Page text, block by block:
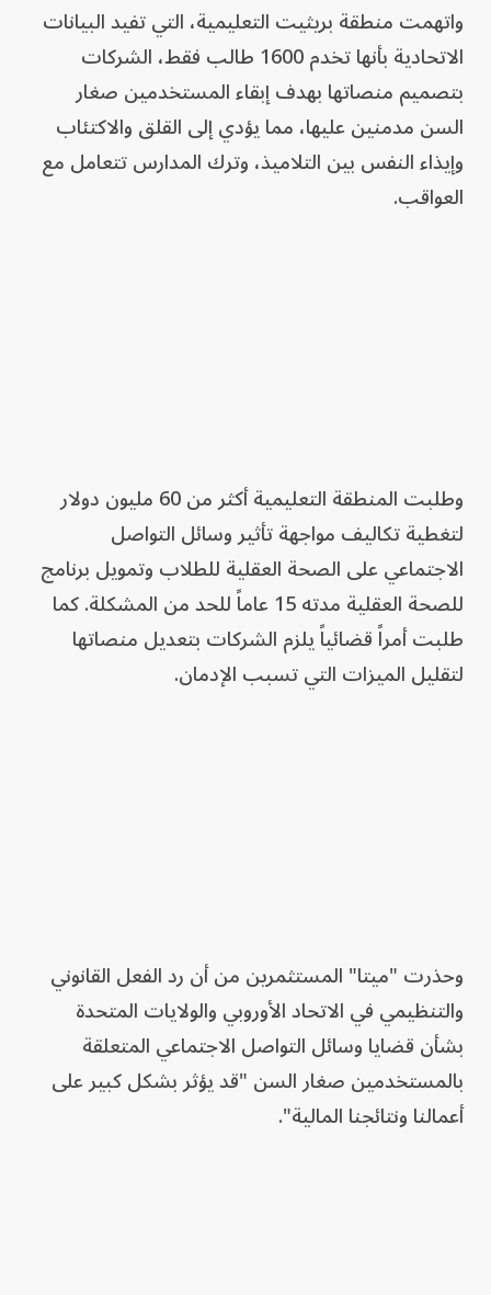
واتهمت منطقة بريثيت التعليمية، التي تفيد البيانات
الاتحادية بأنها تخدم 1600 طالب فقط، الشركات
بتصميم منصاتها بهدف إبقاء المستخدمين صغار
السن مدمنين عليها، مما يؤدي إلى القلق والاكتئاب
وإيذاء النفس بين التلاميذ، وترك المدارس تتعامل مع
العواقب.
وطلبت المنطقة التعليمية أكثر من 60 مليون دولار
لتغطية تكاليف مواجهة تأثير وسائل التواصل
الاجتماعي على الصحة العقلية للطلاب وتمويل برنامج
للصحة العقلية مدته 15 عاماً للحد من المشكلة. كما
طلبت أمراً قضائياً يلزم الشركات بتعديل منصاتها
لتقليل الميزات التي تسبب الإدمان.
وحذرت "ميتا" المستثمرين من أن رد الفعل القانوني
والتنظيمي في الاتحاد الأوروبي والولايات المتحدة
بشأن قضايا وسائل التواصل الاجتماعي المتعلقة
بالمستخدمين صغار السن "قد يؤثر بشكل كبير على
أعمالنا ونتائجنا المالية".